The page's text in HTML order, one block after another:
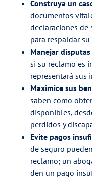
Construya un
documentos
declaraciones de
para respaldar
Manejar
si su reclamo es
representará sus
Maximice sus
saben cómo
disponibles,
perdidos y
Evite pagos
de seguro
reclamo; un
den un pago